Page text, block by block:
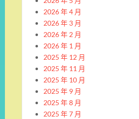
2026 年 4 月
2026 年 3 月
2026 年 2 月
2026 年 1 月
2025 年 12 月
2025 年 11 月
2025 年 10 月
2025 年 9 月
2025 年 8 月
2025 年 7 月